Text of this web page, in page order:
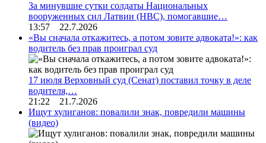
За минувшие сутки солдаты Национальных
вооруженных сил Латвии (НВС), помогавшие…
13:57 22.7.2026
«Вы сначала откажитесь, а потом зовите адвоката!»: как
водитель без прав проиграл суд
17 июля Верховный суд (Сенат) поставил точку в деле
водителя,…
21:22 21.7.2026
Ищут хулиганов: повалили знак, повредили машины
(видео)